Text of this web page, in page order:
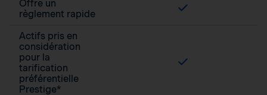
Offre un
règlement rapide
Actifs pris en
considération
pour la
tarification
préférentielle
Prestige*